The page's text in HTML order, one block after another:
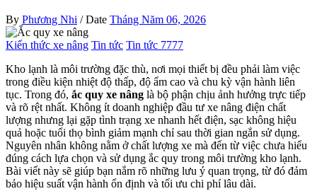
By Phương Nhi / Date Tháng Năm 06, 2026
Kiến thức xe nâng Tin tức Tin tức 7777
Kho lạnh là môi trường đặc thù, nơi mọi thiết bị đều phải làm việc
trong điều kiện nhiệt độ thấp, độ ẩm cao và chu kỳ vận hành liên
tục. Trong đó, ắc quy xe nâng là bộ phận chịu ảnh hưởng trực tiếp
và rõ rệt nhất. Không ít doanh nghiệp đầu tư xe nâng điện chất
lượng nhưng lại gặp tình trạng xe nhanh hết điện, sạc không hiệu
quả hoặc tuổi thọ bình giảm mạnh chỉ sau thời gian ngắn sử dụng.
Nguyên nhân không nằm ở chất lượng xe mà đến từ việc chưa hiểu
đúng cách lựa chọn và sử dụng ắc quy trong môi trường kho lạnh.
Bài viết này sẽ giúp bạn nắm rõ những lưu ý quan trọng, từ đó đảm
bảo hiệu suất vận hành ổn định và tối ưu chi phí lâu dài.